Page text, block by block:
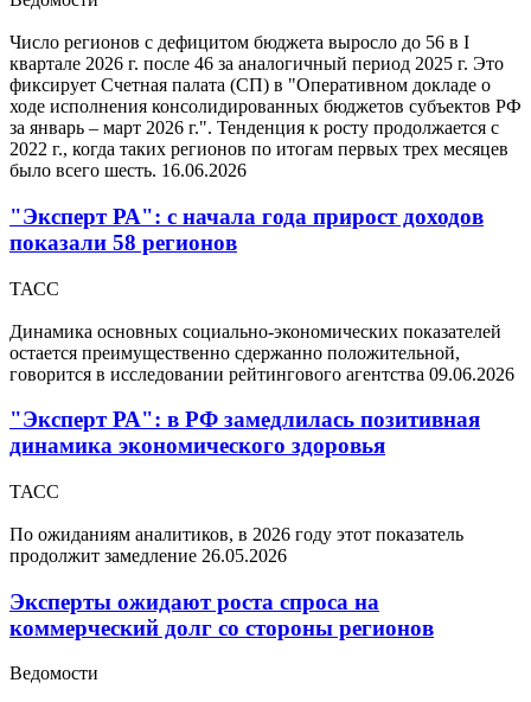
Число регионов с дефицитом бюджета выросло до 56 в I
квартале 2026 г. после 46 за аналогичный период 2025 г. Это
фиксирует Счетная палата (СП) в "Оперативном докладе о
ходе исполнения консолидированных бюджетов субъектов РФ
за январь – март 2026 г.". Тенденция к росту продолжается с
2022 г., когда таких регионов по итогам первых трех месяцев
было всего шесть. 16.06.2026
"Эксперт РА": с начала года прирост доходов
показали 58 регионов
ТАСС
Динамика основных социально-экономических показателей
остается преимущественно сдержанно положительной,
говорится в исследовании рейтингового агентства 09.06.2026
"Эксперт РА": в РФ замедлилась позитивная
динамика экономического здоровья
ТАСС
По ожиданиям аналитиков, в 2026 году этот показатель
продолжит замедление 26.05.2026
Эксперты ожидают роста спроса на
коммерческий долг со стороны регионов
Ведомости